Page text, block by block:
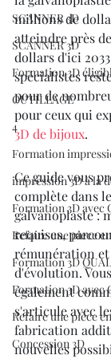
SCANNER 3D
SCANNER 3D
Formation 3D
OUTILLAGE
4
Formation
impression 3D à la
Formation 3D avec
Refaire une piece
Formation 3D
Formation 3D avec
Refaire une pièce
Concession 3D
millions de
atteindre près
dollars d'ici
spécialistes
pour de
pour ceux qui
3D de bijoux.
Ce guide vous
complète dans
galvanoplaste :
requises,
rémunération
d'évolution.
également
s'articule avec
fabrication
nouvelles